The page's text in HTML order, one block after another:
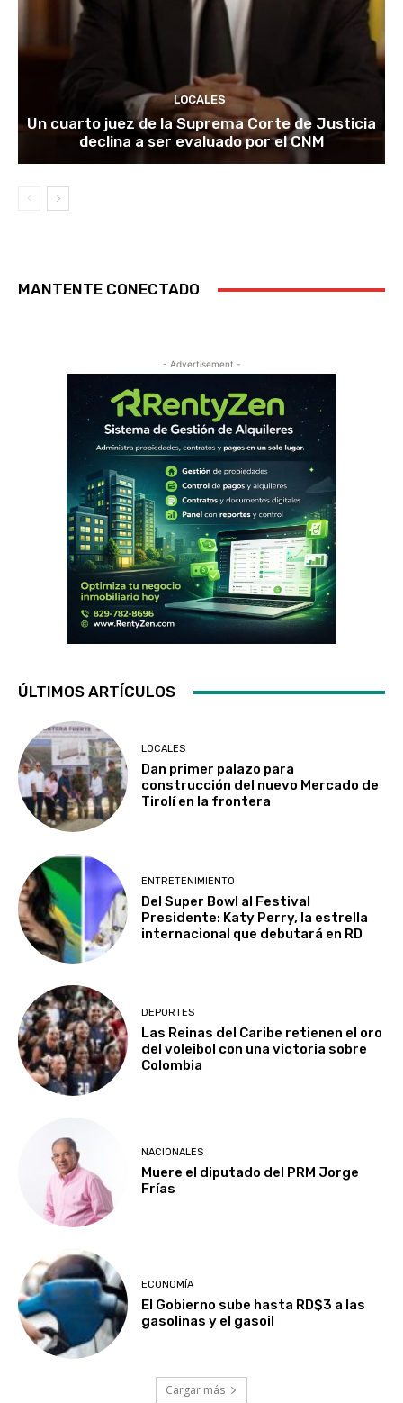
LOCALES
Un cuarto juez de la Suprema Corte de Justicia
declina a ser evaluado por el CNM
MANTENTE CONECTADO
- Advertisement -
ÚLTIMOS ARTÍCULOS
LOCALES
Dan primer palazo para
construcción del nuevo Mercado de
Tirolí en la frontera
ENTRETENIMIENTO
Del Super Bowl al Festival
Presidente: Katy Perry, la estrella
internacional que debutará en RD
DEPORTES
Las Reinas del Caribe retienen el oro
del voleibol con una victoria sobre
Colombia
NACIONALES
Muere el diputado del PRM Jorge
Frías
ECONOMÍA
El Gobierno sube hasta RD$3 a las
gasolinas y el gasoil
Cargar más